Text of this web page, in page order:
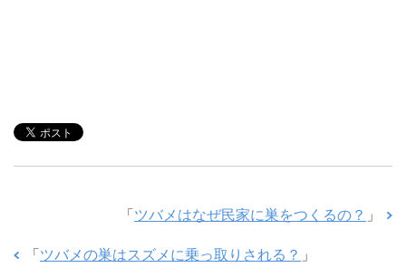
「 ツバメはなぜ民家に巣をつくるの？ 」
「 ツバメの巣はスズメに乗っ取りされる？ 」